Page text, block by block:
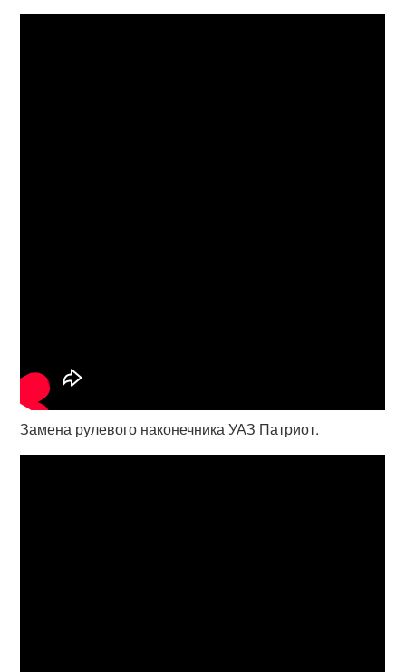
Замена рулевого наконечника УАЗ Патриот.